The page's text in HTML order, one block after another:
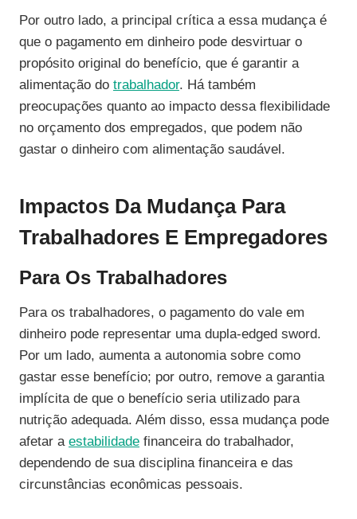
Por outro lado, a principal crítica a essa mudança é
que o pagamento em dinheiro pode desvirtuar o
propósito original do benefício, que é garantir a
alimentação do trabalhador. Há também
preocupações quanto ao impacto dessa flexibilidade
no orçamento dos empregados, que podem não
gastar o dinheiro com alimentação saudável.
Impactos Da Mudança Para
Trabalhadores E Empregadores
Para Os Trabalhadores
Para os trabalhadores, o pagamento do vale em
dinheiro pode representar uma dupla-edged sword.
Por um lado, aumenta a autonomia sobre como
gastar esse benefício; por outro, remove a garantia
implícita de que o benefício seria utilizado para
nutrição adequada. Além disso, essa mudança pode
afetar a estabilidade financeira do trabalhador,
dependendo de sua disciplina financeira e das
circunstâncias econômicas pessoais.